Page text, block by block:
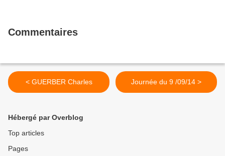
Commentaires
< GUERBER Charles Journée du 9 /09/14 >
Hébergé par Overblog
Top articles
Pages